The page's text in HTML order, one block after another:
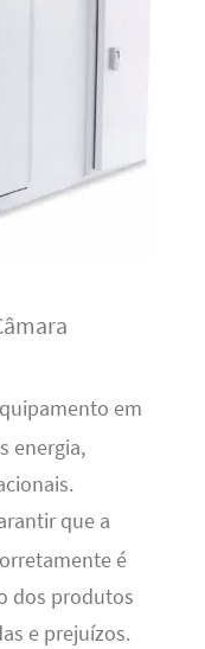
em
energia,
que a
é
dos produtos
e prejuízos.